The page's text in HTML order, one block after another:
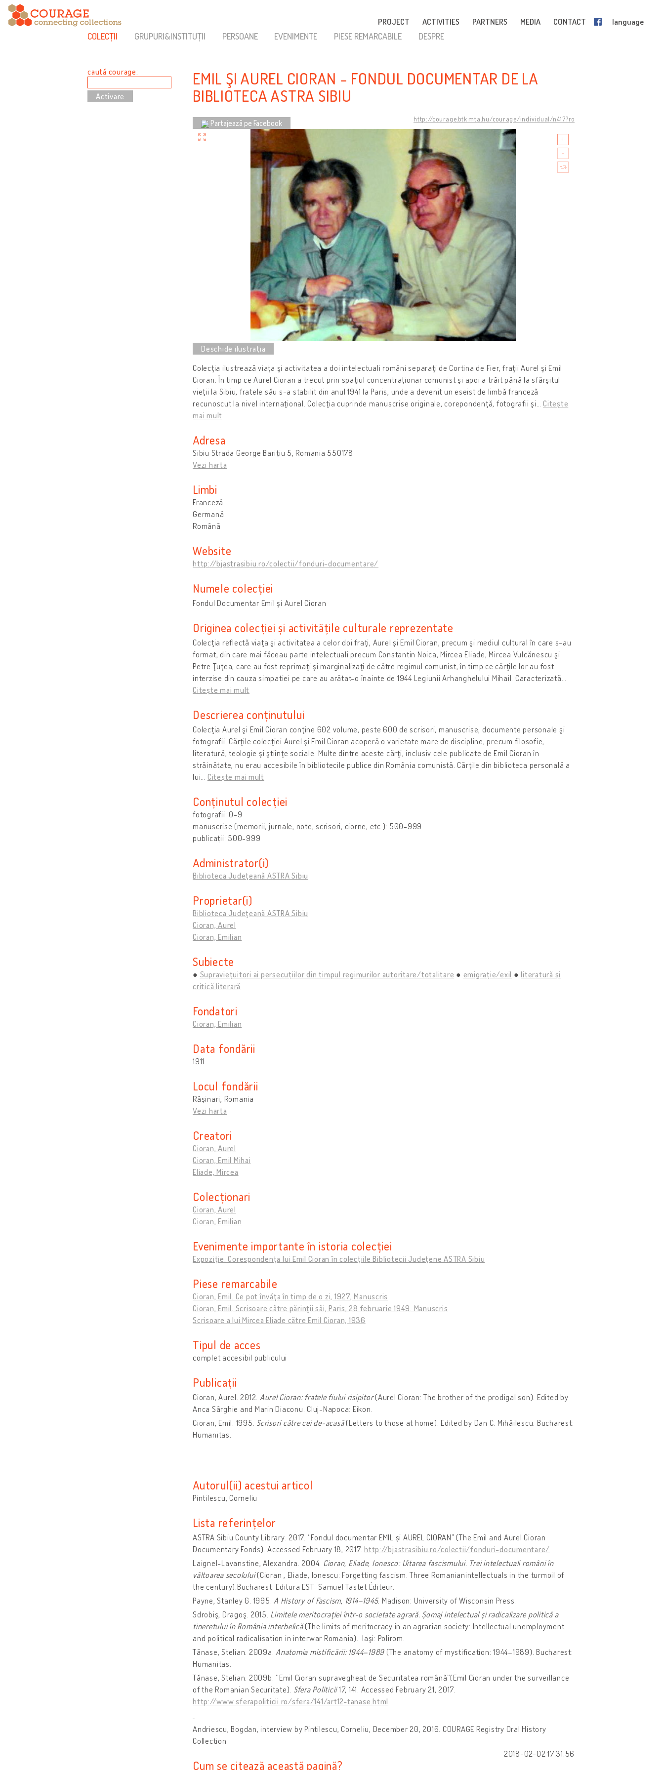
PROJECT ACTIVITIES PARTNERS MEDIA CONTACT language
COLECȚII GRUPURI&INSTITUȚII PERSOANE EVENIMENTE PIESE REMARCABILE DESPRE
caută courage:
EMIL ŞI AUREL CIORAN - FONDUL DOCUMENTAR DE LA
BIBLIOTECA ASTRA SIBIU
http://courage.btk.mta.hu/courage/individual/n417?ro
Partajează pe Facebook
Colecţia ilustrează viaţa şi activitatea a doi intelectuali români separaţi de Cortina de Fier, fraţii Aurel şi Emil
Cioran. În timp ce Aurel Cioran a trecut prin spaţiul concentraţionar comunist şi apoi a trăit până la sfârşitul
vieţii la Sibiu, fratele său s-a stabilit din anul 1941 la Paris, unde a devenit un eseist de limbă franceză
recunoscut la nivel internaţional. Colecţia cuprinde manuscrise originale, corepondenţă, fotografii şi
Citește
mai mult
Adresa
Sibiu Strada George Barițiu 5, Romania 550178
Vezi harta
Limbi
Franceză
Germană
Română
Website
http://bjastrasibiu.ro/colectii/fonduri-documentare/
Numele colecției
Fondul Documentar Emil şi Aurel Cioran
Originea colecției și activitățile culturale reprezentate
Colecţia reflectă viaţa şi activitatea a celor doi fraţi, Aurel şi Emil Cioran, precum şi mediul cultural în care s-au
format, din care mai făceau parte intelectuali precum Constantin Noica, Mircea Eliade, Mircea Vulcănescu şi
Petre Ţuţea, care au fost reprimaţi şi marginalizaţi de către regimul comunist, în timp ce cărţile lor au fost
interzise din cauza simpatiei pe care au arătat-o înainte de 1944 Legiunii Arhanghelului Mihail. Caracterizată
Citește mai mult
Descrierea conținutului
Colecţia Aurel şi Emil Cioran conţine 602 volume, peste 600 de scrisori, manuscrise, documente personale şi
fotografii. Cărţile colecţiei Aurel şi Emil Cioran acoperă o varietate mare de discipline, precum filosofie,
literatură, teologie şi ştiinţe sociale. Multe dintre aceste cărţi, inclusiv cele publicate de Emil Cioran în
străinătate, nu erau accesibile în bibliotecile publice din România comunistă. Cărţile din biblioteca personală a
lui
Citește mai mult
Conținutul colecției
fotografii: 0-9
manuscrise (memorii, jurnale, note, scrisori, ciorne, etc ): 500-999
publicații: 500-999
Administrator(i)
Biblioteca Judeţeană ASTRA Sibiu
Proprietar(i)
Biblioteca Judeţeană ASTRA Sibiu
Cioran, Aurel
Cioran, Emilian
Subiecte
Supraviețuitori ai persecuțiilor din timpul regimurilor autoritare/totalitare emigrație/exil
literatură și
critică literară
Fondatori
Cioran, Emilian
Data fondării
1911
Locul fondării
Rășinari, Romania
Vezi harta
Creatori
Cioran, Aurel
Cioran, Emil Mihai
Eliade, Mircea
Colecționari
Cioran, Aurel
Cioran, Emilian
Evenimente importante în istoria colecției
Expoziţie: Corespondenţa lui Emil Cioran în colecţiile Bibliotecii Judeţene ASTRA Sibiu
Piese remarcabile
Cioran, Emil. Ce pot învăţa în timp de o zi, 1927, Manuscris
Cioran, Emil. Scrisoare către părinţii săi, Paris, 28 februarie 1949. Manuscris
Scrisoare a lui Mircea Eliade către Emil Cioran, 1936
Tipul de acces
complet accesibil publicului
Publicații
Cioran, Aurel. 2012. Aurel Cioran: fratele fiului risipitor(Aurel Cioran: The brother of the prodigal son). Edited by
Anca Sârghie and Marin Diaconu. Cluj-Napoca: Eikon.
Cioran, Emil. 1995. Scrisori către cei de-acasă(Letters to those at home). Edited by Dan C. Mihăilescu. Bucharest:
Humanitas.
Autorul(ii) acestui articol
Pintilescu, Corneliu
Lista referințelor
ASTRA Sibiu County Library. 2017. “Fondul documentar EMIL și AUREL CIORAN” (The Emil and Aurel Cioran
Documentary Fonds). Accessed February 18, 2017. http://bjastrasibiu.ro/colectii/fonduri-documentare/
Laignel-Lavanstine, Alexandra. 2004. Cioran, Eliade, Ionesco: Uitarea fascismului. Trei intelectuali români în
vâltoarea secolului(Cioran , Eliade, Ionescu: Forgetting fascism. Three Romanianintellectuals in the turmoil of
the century).Bucharest: Editura EST–Samuel Tastet Éditeur.
Payne, Stanley G. 1995. A History of Fascism, 1914–1945. Madison: University of Wisconsin Press.
Sdrobiş, Dragoş. 2015. Limitele meritocraţiei într-o societate agrară. Șomaj intelectual şi radicalizare politică a
tineretului în România interbelică(The limits of meritocracy in an agrarian society: Intellectual unemployment
and political radicalisation in interwar Romania). Iaşi: Polirom.
Tănase, Stelian. 2009a. Anatomia mistificării: 1944–1989 (The anatomy of mystification: 1944–1989). Bucharest:
Humanitas.
Tănase, Stelian. 2009b. “Emil Cioran supravegheat de Securitatea română”(Emil Cioran under the surveillance
of the Romanian Securitate). Sfera Politicii17, 141. Accessed February 21, 2017.
http://www.sferapoliticii.ro/sfera/141/art12-tanase.html
Andriescu, Bogdan, interview by Pintilescu, Corneliu, December 20, 2016. COURAGE Registry Oral History
Collection
2018-02-02 17:31:56
Cum se citează această pagină?